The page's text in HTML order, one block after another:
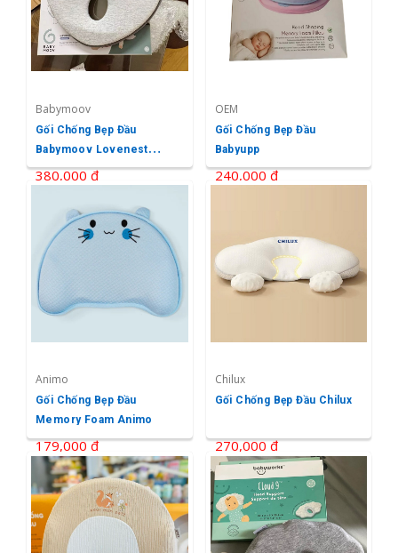
Babymoov
Gối Chống Bẹp Đầu
Babymoov Lovenest
Original
380,000 ₫
OEM
Gối Chống Bẹp Đầu
Babyupp
240,000 ₫
Animo
Gối Chống Bẹp Đầu
Memory Foam Animo
179,000 ₫
Chilux
Gối Chống Bẹp Đầu Chilux
270,000 ₫